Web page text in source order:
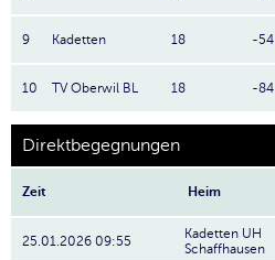
9 Kadetten 18 -54
10 TV Oberwil BL 18 -84
Direktbegegnungen
Zeit Heim
25.01.2026 09:55
Kadetten UH
Schaffhausen